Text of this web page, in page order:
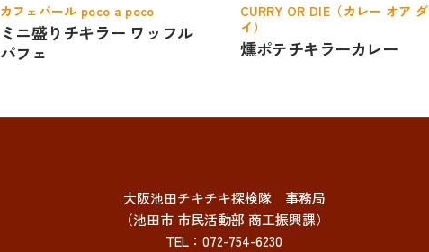
カフェバール poco a poco
ミニ盛りチキラー ワッフル
パフェ
CURRY OR DIE（カレー オア ダ
イ）
燻ポテチキラーカレー
大阪池田チキチキ探検隊 事務局
（池田市 市民活動部 商工振興課）
TEL：072-754-6230